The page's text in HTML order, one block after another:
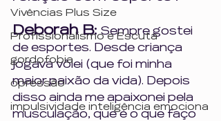
Vivências Plus Size
Profissionalismo e Escuta
gordofobia
opressão
impulsividade inteligência emociona
Deborah B: Sempre gostei
de esportes. Desde criança
jogava vôlei (que foi minha
maior paixão da vida). Depois
disso ainda me apaixonei pela
musculação, que é o que faço